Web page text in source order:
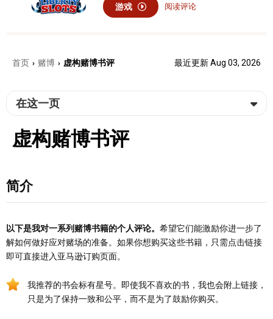
游戏 阅读评论
首页 › 赌博 › 虚构赌博书评 最近更新 Aug 03, 2026
在这一页
虚构赌博书评
简介
以下是我对一系列赌博书籍的个人评论。 希望它们能激励你进一步了
解如何做好应对赌场的准备。如果你想购买这些书籍，只需点击链接
即可直接进入亚马逊订购页面。
我推荐的书会标有星号。即使我不喜欢的书，我也会附上链接，
只是为了保持一致和公平，而不是为了鼓励你购买。